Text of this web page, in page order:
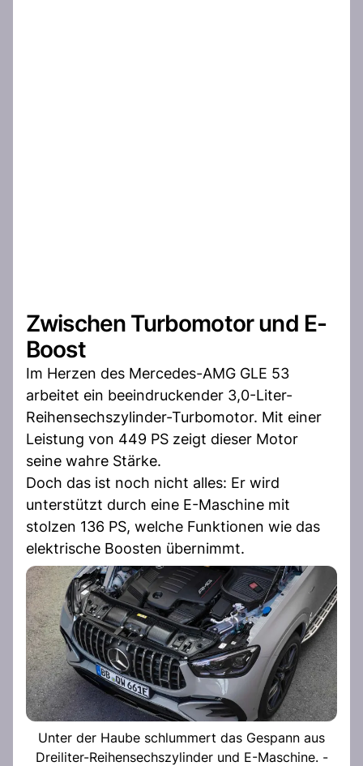
Zwischen Turbomotor und E-
Boost
Im Herzen des Mercedes-AMG GLE 53
arbeitet ein beeindruckender 3,0-Liter-
Reihensechszylinder-Turbomotor. Mit einer
Leistung von 449 PS zeigt dieser Motor
seine wahre Stärke.
Doch das ist noch nicht alles: Er wird
unterstützt durch eine E-Maschine mit
stolzen 136 PS, welche Funktionen wie das
elektrische Boosten übernimmt.
Unter der Haube schlummert das Gespann aus
Dreiliter-Reihensechszylinder und E-Maschine. -